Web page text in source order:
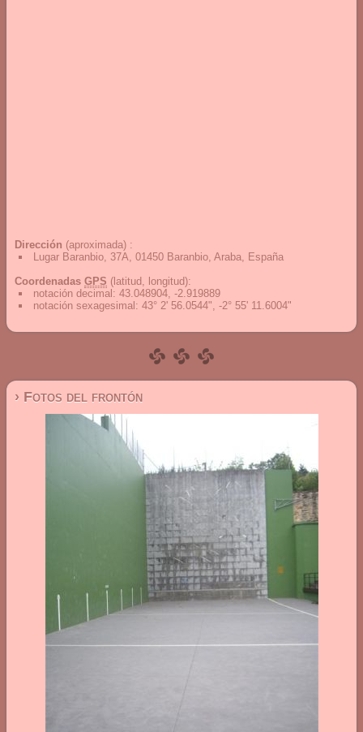
Dirección (aproximada) :
Lugar Baranbio, 37A, 01450 Baranbio, Araba, España
Coordenadas GPS (latitud, longitud):
notación decimal : 43.048904, -2.919889
notación sexagesimal : 43° 2' 56.0544", -2° 55' 11.6004"
› Fotos del frontón